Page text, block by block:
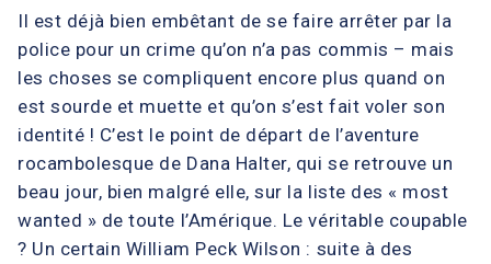
Il est déjà bien embêtant de se faire arrêter par la
police pour un crime qu’on n’a pas commis – mais
les choses se compliquent encore plus quand on
est sourde et muette et qu’on s’est fait voler son
identité ! C’est le point de départ de l’aventure
rocambolesque de Dana Halter, qui se retrouve un
beau jour, bien malgré elle, sur la liste des « most
wanted » de toute l’Amérique. Le véritable coupable
? Un certain William Peck Wilson : suite à des